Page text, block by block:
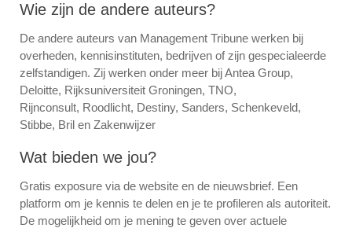
Wie zijn de andere auteurs?
De andere auteurs van Management Tribune werken bij
overheden, kennisinstituten, bedrijven of zijn gespecialeerde
zelfstandigen. Zij werken onder meer bij Antea Group,
Deloitte, Rijksuniversiteit Groningen, TNO,
Rijnconsult, Roodlicht, Destiny, Sanders, Schenkeveld,
Stibbe, Bril en Zakenwijzer
Wat bieden we jou?
Gratis exposure via de website en de nieuwsbrief. Een
platform om je kennis te delen en je te profileren als autoriteit.
De mogelijkheid om je mening te geven over actuele